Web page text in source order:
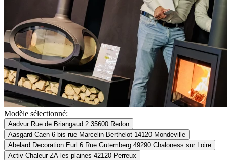
Modèle sélectionné:
Aadvur
Rue de Briangaud 2 35600 Redon
Aasgard Caen
6 bis rue Marcelin Berthelot 14120 Mondeville
Abelard Decoration Eurl
6 Rue Gutemberg 49290 Chaloness sur Loire
Activ Chaleur
ZA les plaines 42120 Perreux